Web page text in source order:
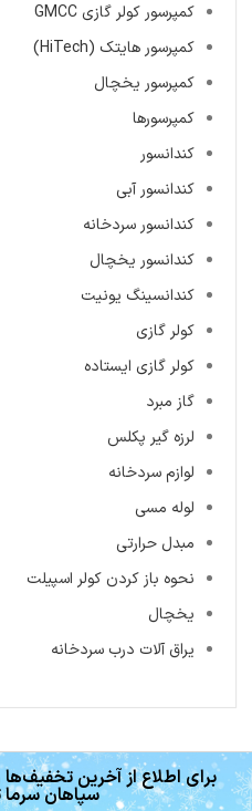
کمپرسور کولر گازی GMCC
کمپرسور هایتک (HiTech)
کمپرسور یخچال
کمپرسورها
کندانسور
کندانسور آبی
کندانسور سردخانه
کندانسور یخچال
کندانسینگ یونیت
کولر گازی
کولر گازی ایستاده
گاز مبرد
لرزه گیر پکلس
لوازم سردخانه
لوله مسی
مبدل حرارتی
نحوه باز کردن کولر اسپیلت
یخچال
یراق آلات درب سردخانه
برای اطلاع از آخرین تخفیف‌ها
سپاهان سرما